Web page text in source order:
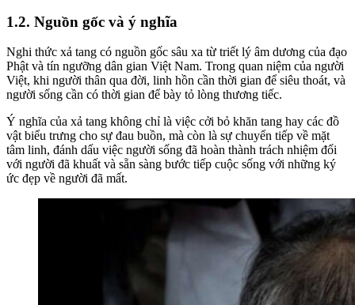
1.2. Nguồn gốc và ý nghĩa
Nghi thức xả tang có nguồn gốc sâu xa từ triết lý âm dương của đạo
Phật và tín ngưỡng dân gian Việt Nam. Trong quan niệm của người
Việt, khi người thân qua đời, linh hồn cần thời gian để siêu thoát, và
người sống cần có thời gian để bày tỏ lòng thương tiếc.
Ý nghĩa của xả tang không chỉ là việc cởi bỏ khăn tang hay các đồ
vật biểu trưng cho sự đau buồn, mà còn là sự chuyển tiếp về mặt
tâm linh, đánh dấu việc người sống đã hoàn thành trách nhiệm đối
với người đã khuất và sẵn sàng bước tiếp cuộc sống với những ký
ức đẹp về người đã mất.